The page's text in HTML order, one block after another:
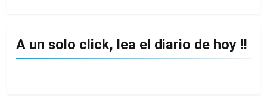
A un solo click, lea el diario de hoy !!